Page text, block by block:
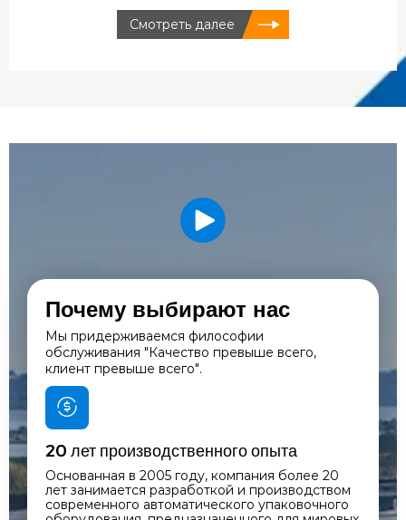
Смотреть далее
Почему выбирают нас
Мы придерживаемся философии
обслуживания "Качество превыше всего,
клиент превыше всего".
20 лет производственного опыта
Основанная в 2005 году, компания более 20
лет занимается разработкой и производством
современного автоматического упаковочного